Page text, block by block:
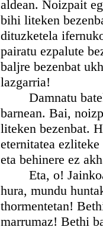
aldean. Noizpait
bihi liteken
dituzketela
pairatu ezpalute
baljre bezenbat
lazgarria!
Damnatu batek
barnean. Bai,
liteken bezenbat.
eternitatea
eta behinere ez
Eta, o! Jainkoa,
hura, mundu
thormentetan!
marrumaz! Bethi